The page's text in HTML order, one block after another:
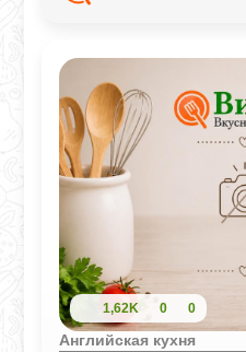
1,62K 0 0
Английская кухня